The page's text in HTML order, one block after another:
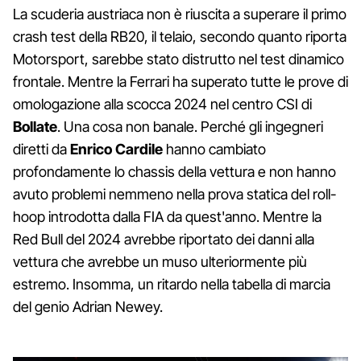
La scuderia austriaca non è riuscita a superare il primo
crash test della RB20, il telaio, secondo quanto riporta
Motorsport, sarebbe stato distrutto nel test dinamico
frontale. Mentre la Ferrari ha superato tutte le prove di
omologazione alla scocca 2024 nel centro CSI di
Bollate. Una cosa non banale. Perché gli ingegneri
diretti daEnrico Cardile hanno cambiato
profondamente lo chassis della vettura e non hanno
avuto problemi nemmeno nella prova statica del roll-
hoop introdotta dalla FIA da quest'anno. Mentre la
Red Bull del 2024 avrebbe riportato dei danni alla
vettura che avrebbe un muso ulteriormente più
estremo. Insomma, un ritardo nella tabella di marcia
del genio Adrian Newey.